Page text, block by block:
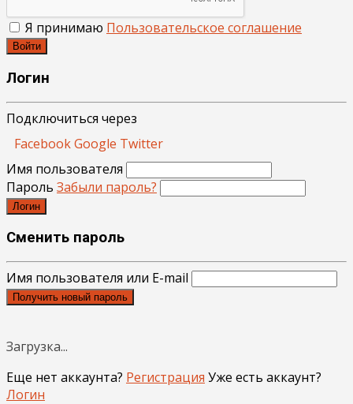
Я принимаю Пользовательское соглашение
Войти
Логин
Подключиться через
FacebookGoogle Twitter
Имя пользователя
Пароль Забыли пароль?
Логин
Сменить пароль
Имя пользователя или E-mail
Получить новый пароль
Загрузка...
Еще нет аккаунта? Регистрация Уже есть аккаунт?
Логин